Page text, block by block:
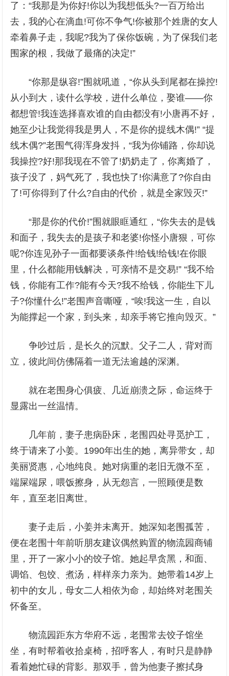
了：“我那是为你好!你以为我想低头?一百万给出
去，我的心在滴血!可你不争气!你被那个姓唐的女人
牵着鼻子走，我呢?我为了保你饭碗，为了保我们老
围家的根，我做了最痛的决定!”
“你那是纵容!”围就吼道，“你从头到尾都在操控!
从小到大，读什么学校，进什么单位，娶谁——你
都想管!我连选择喜欢谁的自由都没有!小唐再不好，
她至少让我觉得我是男人，不是你的提线木偶!” “提
线木偶?”老围气得浑身发抖，“我为你铺路，你却说
我操控?好!那我现在不管了!奶奶走了，你离婚了，
孩子没了，妈气死了，我也快了!你满意了?你自由
了!可你得到了什么?自由的代价，就是全家毁灭!”
“那是你的代价!”围就眼眶通红，“你失去的是钱
和面子，我失去的是孩子和老婆!你怪小唐狠，可你
呢?你连见孙子一面都要谈条件!给钱!给钱!在你眼
里，什么都能用钱解决，可亲情不是交易!” “我不给
钱，你能有工作?能有今天?我不给钱，你能生下儿
子?你懂什么!”老围声音嘶哑，“唉!我这一生，自以
为能撑起一个家，到头来，却亲手将它推向毁灭。”
争吵过后，是长久的沉默。父子二人，背对而
立，彼此间仿佛隔着一道无法逾越的深渊。
就在老围身心俱疲、几近崩溃之际，命运终于
显露出一丝温情。
几年前，妻子患病卧床，老围四处寻觅护工，
终于请来了小姜。1990年出生的她，离异带女，却
美丽贤惠，心地纯良。她对病重的老旧无微不至，
端屎端尿，喂饭擦身，从无怨言，一照顾便是数
年，直至老旧离世。
妻子走后，小姜并未离开。她深知老围孤苦，
便在老围十年前听朋友建议偶然购置的物流园商铺
里，开了一家小小的饺子馆。她起早贪黑，和面、
调馅、包饺、煮汤，样样亲力亲为。她带着14岁上
初中的女儿，母女二人相依为命，却始终对老围关
怀备至。
物流园距东方华府不远，老围常去饺子馆坐
坐，有时帮着收拾桌椅，招呼客人，有时只是静静
看着她忙碌的背影。那双手，曾为他妻子擦拭身